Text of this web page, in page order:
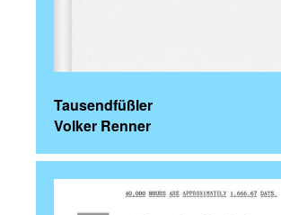
Tausendfüßler
Volker Renner